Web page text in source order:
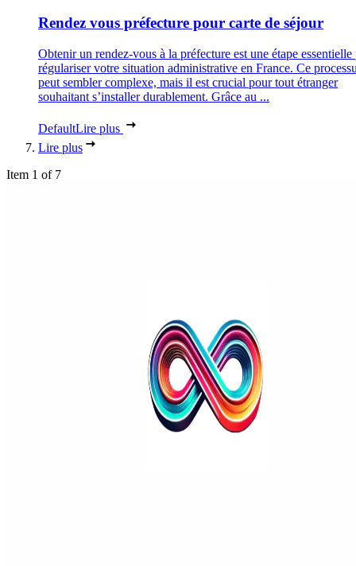
Rendez vous préfecture pour carte de séjour
Obtenir un rendez-vous à la préfecture est une étape essentielle
régulariser votre situation administrative en France. Ce
peut sembler complexe, mais il est crucial pour tout étranger
souhaitant s’installer durablement. Grâce au ...
DefaultLire plus
Lire plus
Item 1 of 7